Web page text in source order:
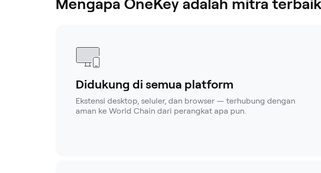
Didukung di semua platform
Ekstensi desktop, seluler, dan browser — terhubung dengan
aman ke World Chain dari perangkat apa pun.